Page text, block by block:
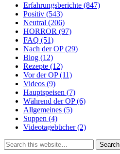
Erfahrungsberichte (847)
Positiv (543)
Neutral (206)
HORROR (97)
FAQ (51)
Nach der OP(29)
Blog (12)
Rezepte (12)
Vor der OP(11)
Videos (9)
Hauptspeisen (7)
Während der OP(6)
Allgemeines (5)
Suppen (4)
Videotagebücher(2)
Search